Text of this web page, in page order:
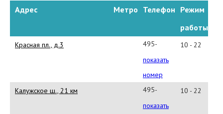
Адрес Метро Телефон Режим
работы
Красная пл., д.3
495-
777-
23-
92
показать
номер
10 - 22
Калужское ш., 21 км
495-
730-
показать
10 - 22